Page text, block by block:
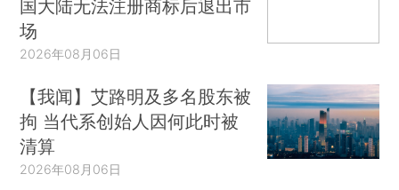
国大陆无法注册商标后退出市
场
2026年08月06日
【我闻】艾路明及多名股东被
拘 当代系创始人因何此时被
清算
2026年08月06日